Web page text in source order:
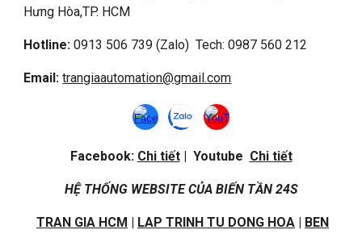
Hưng Hòa,TP. HCM
Hotline: 0913 506 739 (Zalo) Tech: 0987 560 212
Email:trangiaautomation@gmail.com
Facebook: Chi tiết| Youtube Chi tiết
HỆ THỐNG WEBSITE CỦA BIẾN TẦN 24S
TRAN GIA HCM | LAP TRINH TU DONG HOA | BEN